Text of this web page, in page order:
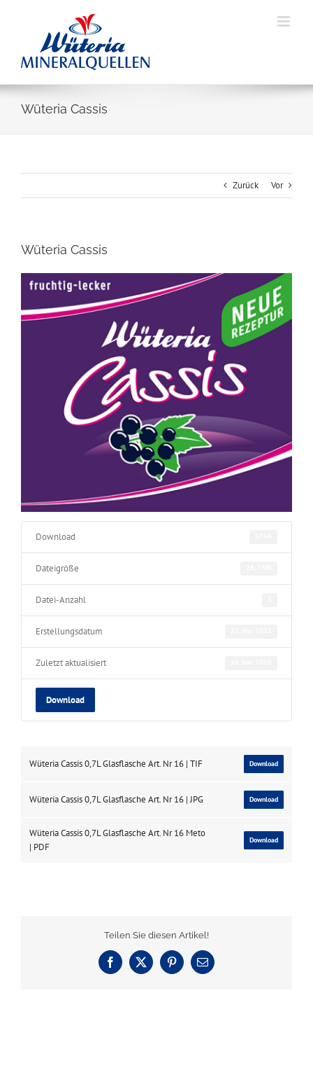
Wüteria Cassis
Zurück Vor
Wüteria Cassis
Download
Dateigröße
Datei-Anzahl
Erstellungsdatum
Zuletzt aktualisiert
Download
Wüteria Cassis 0,7L Glasflasche Art. Nr 16 | TIF Download
Wüteria Cassis 0,7L Glasflasche Art. Nr 16 | JPG Download
Wüteria Cassis 0,7L Glasflasche Art. Nr 16 Meto
| PDF
Download
Teilen Sie diesen Artikel!
Facebook
X PinterestE-
Mail